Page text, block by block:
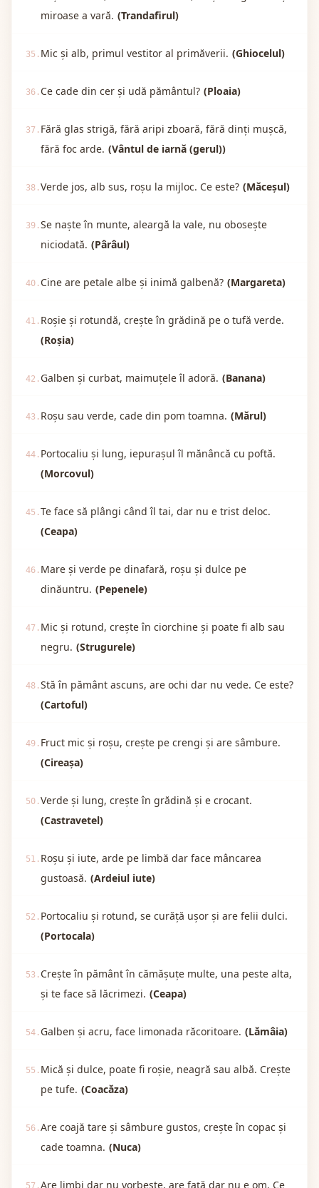
miroase a vară. (Trandafirul)
35. Mic și alb, primul vestitor al primăverii. (Ghiocelul)
36. Ce cade din cer și udă pământul? (Ploaia)
37. Fără glas strigă, fără aripi zboară, fără dinți mușcă,
fără foc arde. (Vântul de iarnă (gerul))
38.Verde jos, alb sus, roșu la mijloc. Ce este? (Măceșul)
39.Se naște în munte, aleargă la vale, nu obosește
niciodată. (Pârâul)
40. Cine are petale albe și inimă galbenă? (Margareta)
41. Roșie și rotundă, crește în grădină pe o tufă verde.
(Roșia)
42. Galben și curbat, maimuțele îl adoră. (Banana)
43. Roșu sau verde, cade din pom toamna. (Mărul)
44. Portocaliu și lung, iepurașul îl mănâncă cu poftă.
(Morcovul)
45.Te face să plângi când îl tai, dar nu e trist deloc.
(Ceapa)
46. Mare și verde pe dinafară, roșu și dulce pe
dinăuntru. (Pepenele)
47. Mic și rotund, crește în ciorchine și poate fi alb sau
negru. (Strugurele)
48.Stă în pământ ascuns, are ochi dar nu vede. Ce este?
(Cartoful)
49. Fruct mic și roșu, crește pe crengi și are sâmbure.
(Cireașa)
50.Verde și lung, crește în grădină și e crocant.
(Castravetel)
51. Roșu și iute, arde pe limbă dar face mâncarea
gustoasă. (Ardeiul iute)
52. Portocaliu și rotund, se curăță ușor și are felii dulci.
(Portocala)
53. Crește în pământ în cămășuțe multe, una peste alta,
și te face să lăcrimezi. (Ceapa)
54. Galben și acru, face limonada răcoritoare. (Lămâia)
55. Mică și dulce, poate fi roșie, neagră sau albă. Crește
pe tufe. (Coacăza)
56.Are coajă tare și sâmbure gustos, crește în copac și
cade toamna. (Nuca)
57.Are limbi dar nu vorbește, are față dar nu e om. Ce